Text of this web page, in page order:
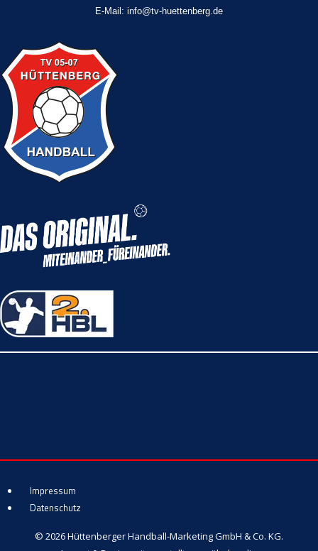
E-Mail: info@tv-huettenberg.de
Impressum
Datenschutz
© 2026 Hüttenberger Handball-Marketing GmbH & Co. KG.